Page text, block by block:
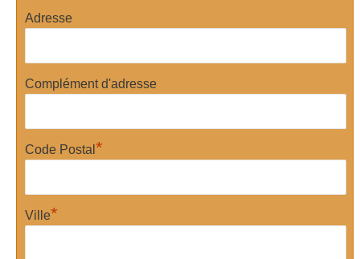
Adresse
Complément d'adresse
Code Postal *
Ville*